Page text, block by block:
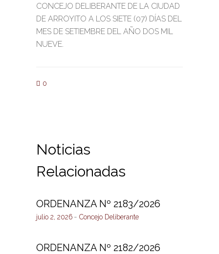
CONCEJO DELIBERANTE DE LA CIUDAD
DE ARROYITO A LOS SIETE (07) DÍAS DEL
MES DE SETIEMBRE DEL AÑO DOS MIL
NUEVE.
0
Noticias
Relacionadas
ORDENANZA Nº 2183/2026
julio 2, 2026 Concejo Deliberante
ORDENANZA Nº 2182/2026